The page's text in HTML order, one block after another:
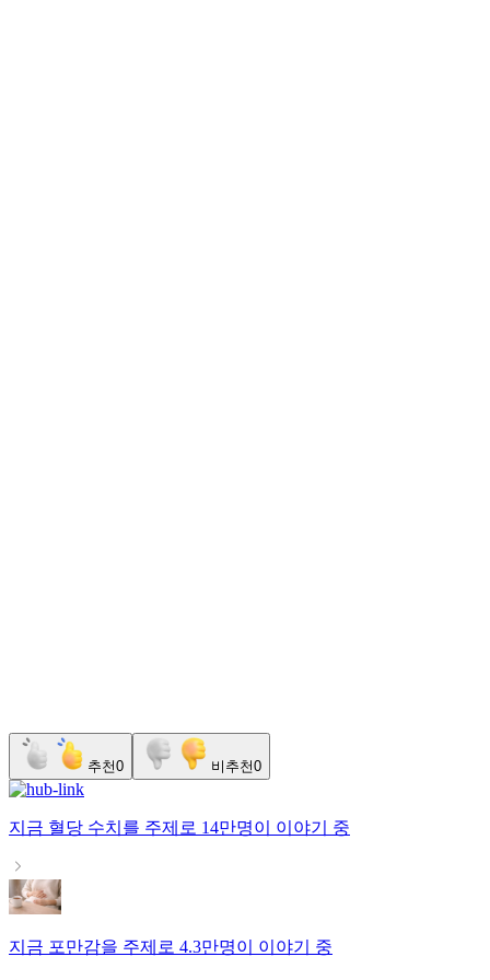
추천0 비추천0
지금 혈당 수치 를 주제로 14만명이 이야기 중
지금 포만감을 주제로 4.3만명이 이야기 중